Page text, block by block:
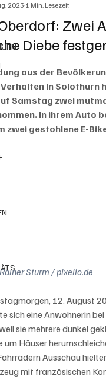
Zwei
Diebe
20231 Min. Lesezeit
Sternen bewertet.
aus der
in Solothurn
Samstag zwei
In ihrem Auto
zwei gestohlene E-
Sturm / pixelio.de
12. August
sich eine Anwohnerin
sie mehrere dunkel
um Häuser
Ausschau
mit französischen